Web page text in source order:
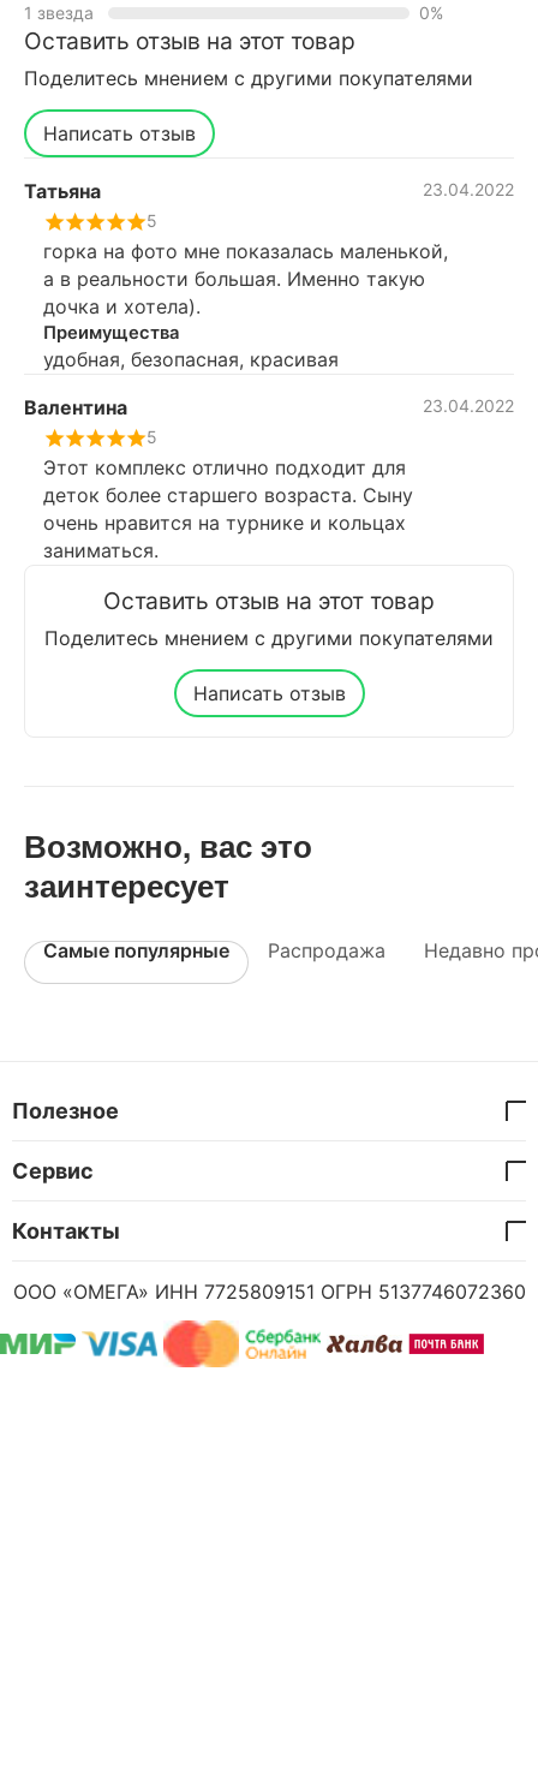
1 звезда
0%
Оставить отзыв на этот товар
Поделитесь мнением с другими покупателями
Написать отзыв
Татьяна
23.04.2022
5
горка на фото мне показалась маленькой,
а в реальности большая. Именно такую
дочка и хотела).
Преимущества
удобная, безопасная, красивая
Валентина
23.04.2022
5
Этот комплекс отлично подходит для
деток более старшего возраста. Сыну
очень нравится на турнике и кольцах
заниматься.
Оставить отзыв на этот товар
Поделитесь мнением с другими покупателями
Написать отзыв
Возможно, вас это
заинтересует
Самые популярные Распродажа Недавно
Полезное
Сервис
Контакты
ООО «ОМЕГА» ИНН 7725809151 ОГРН 5137746072360